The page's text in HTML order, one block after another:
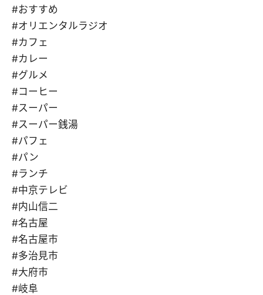
#おすすめ
#オリエンタルラジオ
#カフェ
#カレー
#グルメ
#コーヒー
#スーパー
#スーパー銭湯
#パフェ
#パン
#ランチ
#中京テレビ
#内山信二
#名古屋
#名古屋市
#多治見市
#大府市
#岐阜